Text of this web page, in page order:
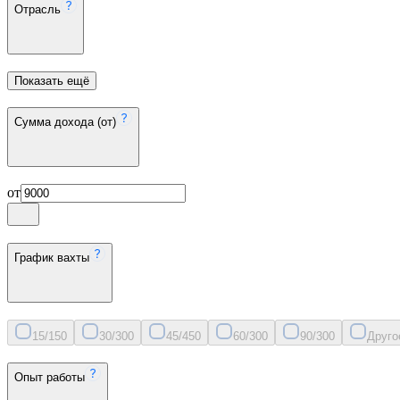
Отрасль
Показать ещё
Сумма дохода (от)
от
График вахты
15/150 30/300 45/450 60/300 90/300
Опыт работы